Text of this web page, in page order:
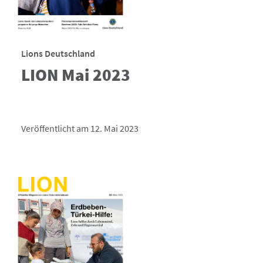
Lions Deutschland
LION Mai 2023
Veröffentlicht am 12. Mai 2023